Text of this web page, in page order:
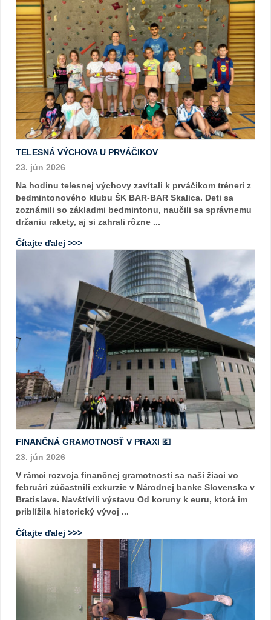
TELESNÁ VÝCHOVA U PRVÁČIKOV
23. jún 2026
Na hodinu telesnej výchovy zavítali k prváčikom tréneri z
bedmintonového klubu ŠK BAR-BAR Skalica. Deti sa
zoznámili so základmi bedmintonu, naučili sa správnemu
držaniu rakety, aj si zahrali rôzne ...
Čítajte ďalej >>>
FINANČNÁ GRAMOTNOSŤ V PRAXI 💶
23. jún 2026
V rámci rozvoja finančnej gramotnosti sa naši žiaci vo
februári zúčastnili exkurzie v Národnej banke Slovenska v
Bratislave. Navštívili výstavu Od koruny k euru, ktorá im
priblížila historický vývoj ...
Čítajte ďalej >>>